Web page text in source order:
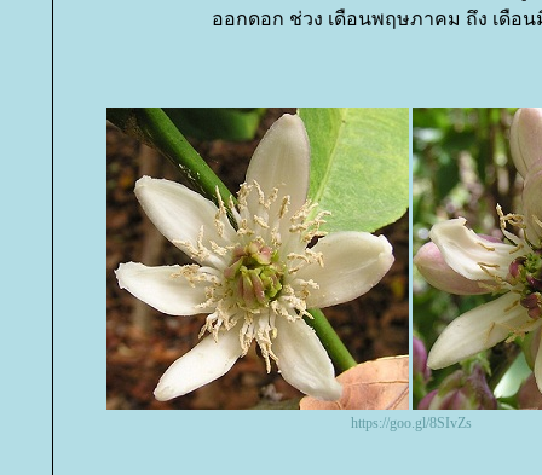
ออกดอก ช่วง เดือนพฤษภาคม ถึง เดือ
https://goo.gl/8SIvZs